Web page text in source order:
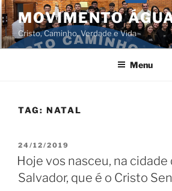
Pular
para
o
conteúdo
MOVIMENTO
Cristo, Caminho, Verdade e Vida
Menu
TAG: NATAL
PUBLICADO
EM
24/12/2019
Hoje vos nasceu, na cidade
Salvador, que é o Cristo